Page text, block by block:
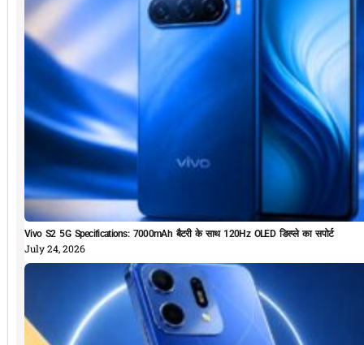
Vivo S2 5G Specifications: 7000mAh बैटरी के साथ 120Hz OLED डिस्प्ले का सपोर्ट
July 24, 2026